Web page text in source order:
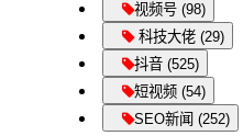
视频号 (98)
科技大佬 (29)
抖音 (525)
短视频 (54)
SEO新闻 (252)